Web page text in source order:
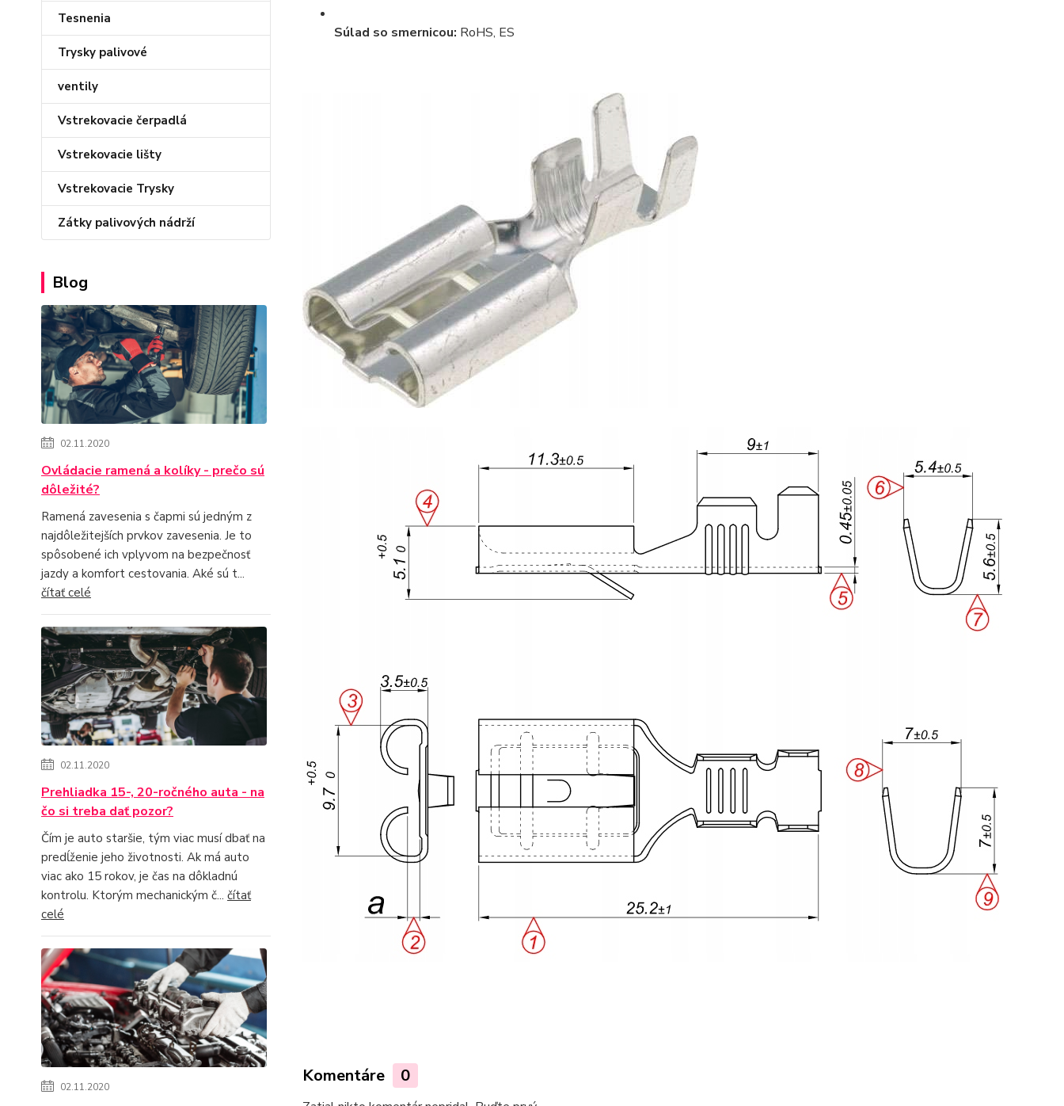
Tesnenia
Trysky palivové
ventily
Vstrekovacie čerpadlá
Vstrekovacie lišty
Vstrekovacie Trysky
Zátky palivových nádrží
Blog
02.11.2020
Ovládacie ramená a kolíky - prečo sú
dôležité?
Ramená zavesenia s čapmi sú jedným z
najdôležitejších prvkov zavesenia. Je to
spôsobené ich vplyvom na bezpečnosť
jazdy a komfort cestovania. Aké sú t...
čítať celé
02.11.2020
Prehliadka 15-, 20-ročného auta - na
čo si treba dať pozor?
Čím je auto staršie, tým viac musí dbať na
predĺženie jeho životnosti. Ak má auto
viac ako 15 rokov, je čas na dôkladnú
kontrolu. Ktorým mechanickým č... čítať
celé
02.11.2020
Súlad so smernicou: RoHS, ES
Komentáre 0